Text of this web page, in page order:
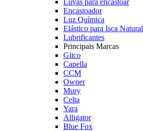
Luvas para encastoar
Encastoador
Luz Química
Elástico para Isca Natural
Lubrificantes
Principais Marcas
Glico
Capella
CCM
Owner
Mury
Celta
Yara
Alligator
Blue Fox